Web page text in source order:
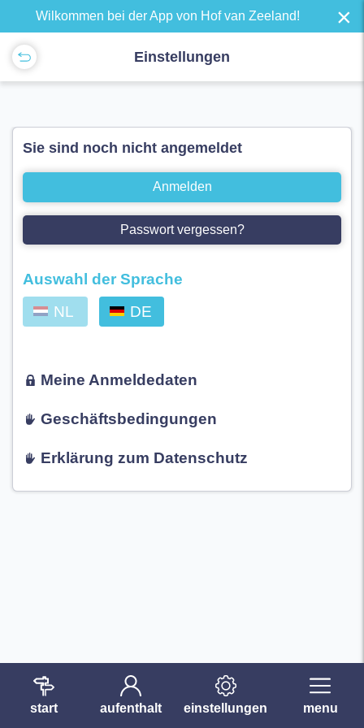
Wilkommen bei der App von Hof van Zeeland! ×
Einstellungen
Sie sind noch nicht angemeldet
Anmelden
Passwort vergessen?
Auswahl der Sprache
NL
DE
Meine Anmeldedaten
Geschäftsbedingungen
Erklärung zum Datenschutz
start aufenthalt einstellungen menu